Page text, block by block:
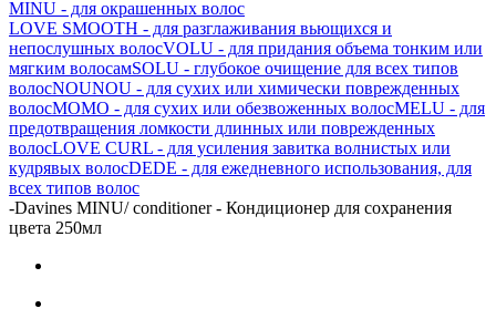
MINU - для окрашенных волос
LOVE SMOOTH - для разглаживания вьющихся и
непослушных волосVOLU - для придания объема тонким или
мягким волосамSOLU - глубокое очищение для всех типов
волосNOUNOU - для сухих или химически поврежденных
волосMOMO - для сухих или обезвоженных волосMELU - для
предотвращения ломкости длинных или поврежденных
волосLOVE CURL - для усиления завитка волнистых или
кудрявых волосDEDE - для ежедневного использования, для
всех типов волос
-Davines MINU/ conditioner - Кондиционер для сохранения
цвета 250мл